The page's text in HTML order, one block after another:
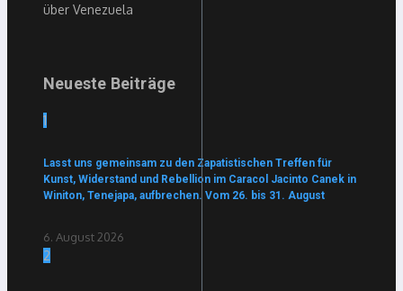
über Venezuela
Neueste Beiträge
1
Lasst uns gemeinsam zu den Zapatistischen Treffen für
Kunst, Widerstand und Rebellion im Caracol Jacinto Canek in
Winiton, Tenejapa, aufbrechen. Vom 26. bis 31. August
6. August 2026
2